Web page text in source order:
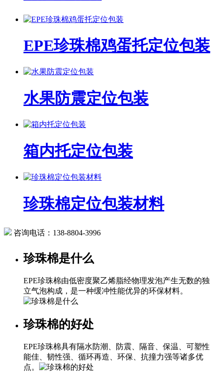
EPE珍珠棉鸡蛋托定位包装
水果防震定位包装
箱内托定位包装
珍珠棉定位包装材料
咨询电话： 138-8804-3996
珍珠棉是什么
EPE珍珠棉由低密度聚乙烯脂经物理发泡产生无数的独
立气泡构成，是一种缓冲性能优异的环保材料。
珍珠棉的好处
EPE珍珠棉具有隔水防潮、防震、隔音、保温、可塑性
能佳、韧性强、循环再造、环保、抗撞力强等诸多优
点。